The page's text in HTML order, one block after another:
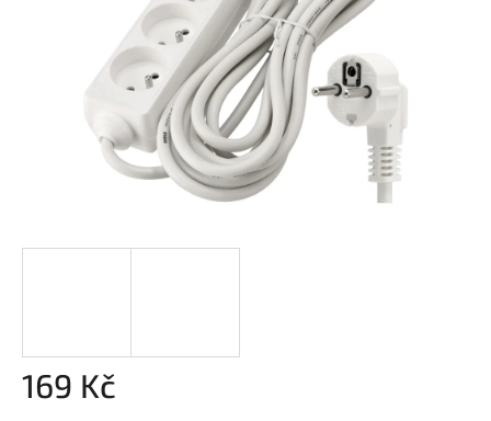
169 Kč